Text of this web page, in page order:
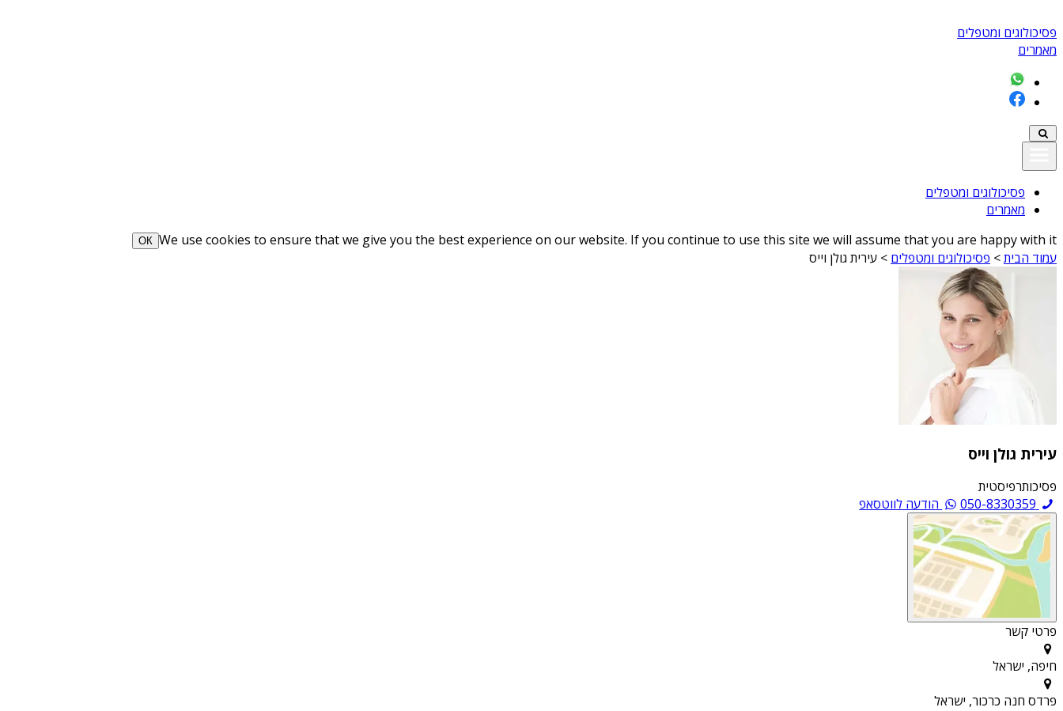
פסיכולוגים ומטפלים
מאמרים
פסיכולוגים ומטפלים
מאמרים
We use cookies to ensure that we give you the best experience on our website. If you continue to use this site we will assume that you are happy with it
ОК
עמוד הבית> פסיכולוגים ומטפלים > עירית גולן וייס
עירית גולן וייס
פסיכותרפיסטית
050-8330359
הודעה לווטסאפ
פרטי קשר
חיפה, ישראל
פרדס חנה כרכור, ישראל